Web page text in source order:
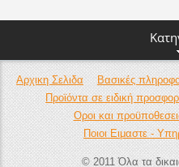
Αρχικη Σελιδα
Βασικές
Προϊόντα σε ειδική
Οροι και
Ποιοι Ειμαστε -
© 2011 Όλα τα